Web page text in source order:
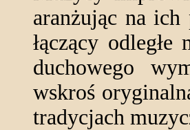
aranżując na
łączący
duchowego
wskroś
tradycjach